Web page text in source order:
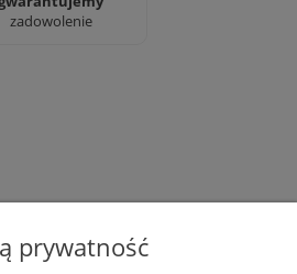
zadowolenie
prywatność